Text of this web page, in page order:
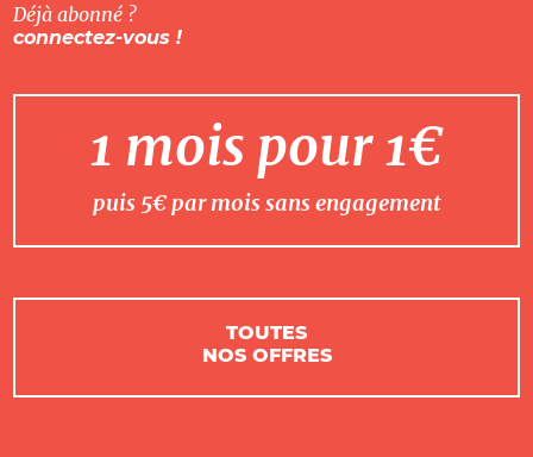
Déjà abonné ?
connectez-vous !
1 mois pour 1€
puis 5€ par mois sans engagement
TOUTES
NOS OFFRES